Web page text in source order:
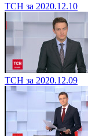
ТСН за 2020.12.10
ТСН за 2020.12.09